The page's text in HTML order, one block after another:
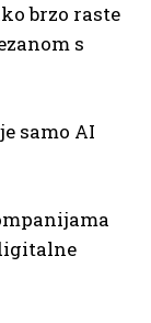
brzo raste
s
samo AI